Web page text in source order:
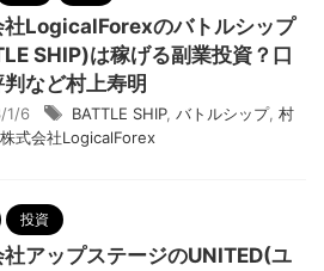
社LogicalForexのバトルシップ
SHIP)は稼げる副業投資？口
判など村上寿明
1/6 BATTLE SHIP, バトルシップ, 村
株式会社LogicalForex
投資
アップステージのUNITED(ユ